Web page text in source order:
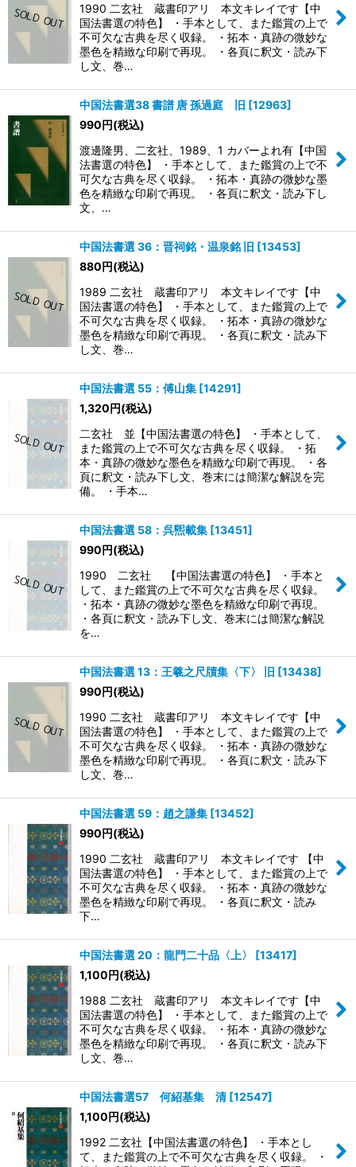
1990 二玄社 蔵書印アリ 本文キレイです【中
国法書選の特色】 ・手本として、また鑑賞の上で
不可欠な古典を尽く収録。 ・拓本・真跡の微妙な
墨色を精緻な印刷で再現。 ・各頁に釈文・読み下
し文、巻…
中国法書選38 書譜 唐 孫過庭 旧 [12963]
990円(税込)
渡邊隆男、二玄社、1989、1 カバーよれ有【中国
法書選の特色】 ・手本として、また鑑賞の上で不
可欠な古典を尽く収録。 ・拓本・真跡の微妙な墨
色を精緻な印刷で再現。 ・各頁に釈文・読み下し
文、…
中国法書選 36：晋祠銘・温泉銘 旧 [13453]
880円(税込)
1989 二玄社 蔵書印アリ 本文キレイです【中
国法書選の特色】 ・手本として、また鑑賞の上で
不可欠な古典を尽く収録。 ・拓本・真跡の微妙な
墨色を精緻な印刷で再現。 ・各頁に釈文・読み下
し文、巻…
中国法書選 55：傅山集 [14291]
1,320円(税込)
二玄社 並【中国法書選の特色】 ・手本として、
また鑑賞の上で不可欠な古典を尽く収録。 ・拓
本・真跡の微妙な墨色を精緻な印刷で再現。 ・各
頁に釈文・読み下し文、巻末には簡潔な解説を完
備。 ・手本…
中国法書選 58：呉煕載集 [13451]
990円(税込)
1990 二玄社 【中国法書選の特色】 ・手本と
して、また鑑賞の上で不可欠な古典を尽く収録。
・拓本・真跡の微妙な墨色を精緻な印刷で再現。
・各頁に釈文・読み下し文、巻末には簡潔な解説
を…
中国法書選 13：王羲之尺牘集〈下〉 旧 [13438]
990円(税込)
1990 二玄社 蔵書印アリ 本文キレイです【中
国法書選の特色】 ・手本として、また鑑賞の上で
不可欠な古典を尽く収録。 ・拓本・真跡の微妙な
墨色を精緻な印刷で再現。 ・各頁に釈文・読み下
し文、巻…
中国法書選 59：趙之謙集 [13452]
990円(税込)
1990 二玄社 蔵書印アリ 本文キレイです 【中
国法書選の特色】 ・手本として、また鑑賞の上で
不可欠な古典を尽く収録。 ・拓本・真跡の微妙な
墨色を精緻な印刷で再現。 ・各頁に釈文・読み
下…
中国法書選 20：龍門二十品〈上〉 [13417]
1,100円(税込)
1988 二玄社 蔵書印アリ 本文キレイです【中
国法書選の特色】 ・手本として、また鑑賞の上で
不可欠な古典を尽く収録。 ・拓本・真跡の微妙な
墨色を精緻な印刷で再現。 ・各頁に釈文・読み下
し文、巻…
中国法書選57 何紹基集 清 [12547]
1,100円(税込)
1992 二玄社【中国法書選の特色】 ・手本とし
て、また鑑賞の上で不可欠な古典を尽く収録。 ・